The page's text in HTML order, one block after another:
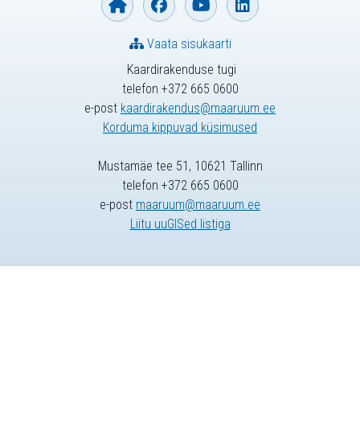
Kaardirakenduse tugi
telefon +372 665 0600
e-post kaardirakendus@maaruum.ee
Korduma kippuvad küsimused
Vaata sisukaarti
Mustamäe tee 51, 10621 Tallinn
telefon +372 665 0600
e-post maaruum@maaruum.ee
Liitu uuGISed listiga